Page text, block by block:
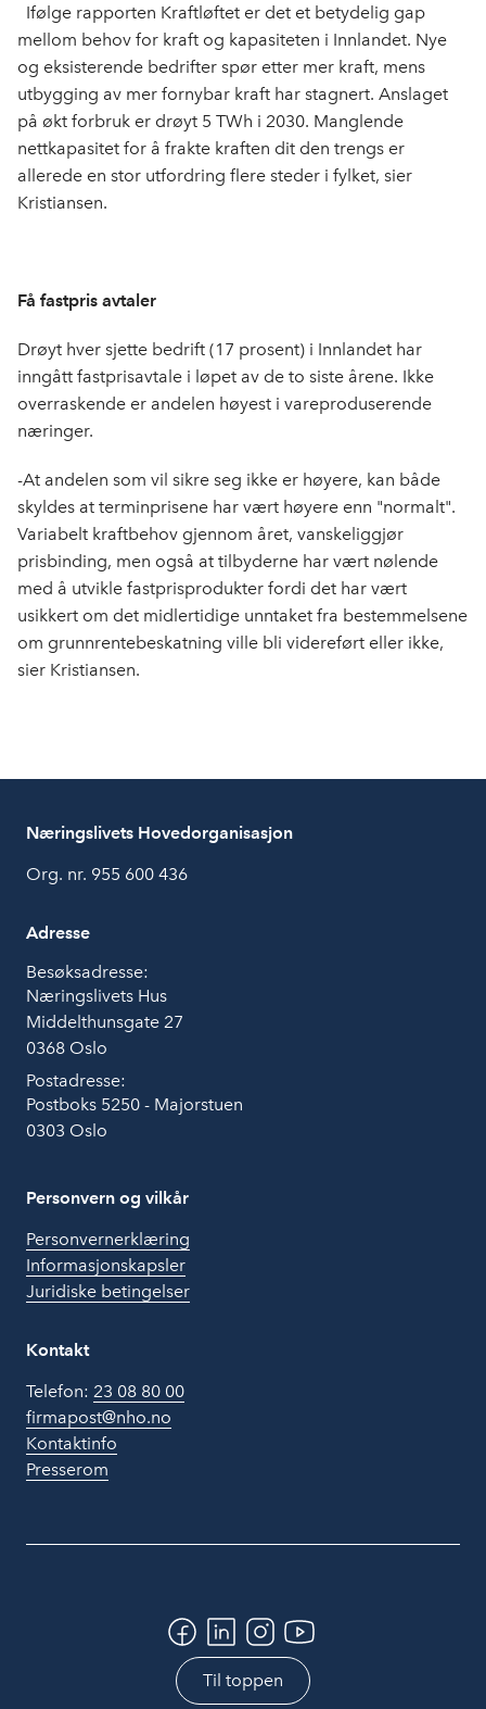
Ifølge rapporten Kraftløftet er det et betydelig gap
mellom behov for kraft og kapasiteten i Innlandet. Nye
og eksisterende bedrifter spør etter mer kraft, mens
utbygging av mer fornybar kraft har stagnert. Anslaget
på økt forbruk er drøyt 5 TWh i 2030. Manglende
nettkapasitet for å frakte kraften dit den trengs er
allerede en stor utfordring flere steder i fylket, sier
Kristiansen.
Få fastpris avtaler
Drøyt hver sjette bedrift (17 prosent) i Innlandet har
inngått fastprisavtale i løpet av de to siste årene. Ikke
overraskende er andelen høyest i vareproduserende
næringer.
-At andelen som vil sikre seg ikke er høyere, kan både
skyldes at terminprisene har vært høyere enn "normalt".
Variabelt kraftbehov gjennom året, vanskeliggjør
prisbinding, men også at tilbyderne har vært nølende
med å utvikle fastprisprodukter fordi det har vært
usikkert om det midlertidige unntaket fra bestemmelsene
om grunnrentebeskatning ville bli videreført eller ikke,
sier Kristiansen.
Næringslivets Hovedorganisasjon
Org. nr. 955 600 436
Adresse
Besøksadresse:
Næringslivets Hus
Middelthunsgate 27
0368 Oslo
Postadresse:
Postboks 5250 - Majorstuen
0303 Oslo
Personvern og vilkår
Personvernerklæring
Informasjonskapsler
Juridiske betingelser
Kontakt
Telefon: 23 08 80 00
firmapost@nho.no
Kontaktinfo
Presserom
Til toppen